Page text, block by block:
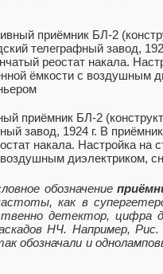
приёмник БЛ-2
завод, 1924 г. В
накала. Настройка
воздушным диэлектриком,
обозначение
как в
детектор, цифра
НЧ. Например,
обозначали и